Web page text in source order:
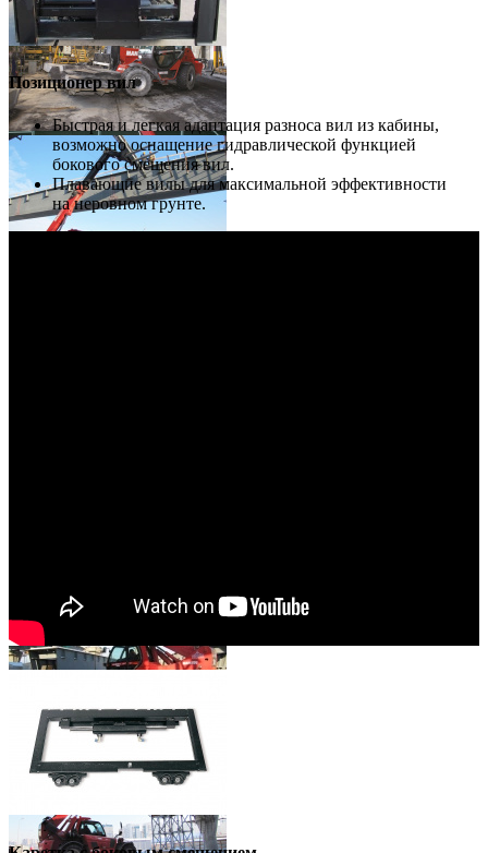
Позиционер вил
Быстрая и легкая адаптация разноса вил из кабины,
возможно оснащение гидравлической функцией
бокового смещения вил.
Плавающие вилы для максимальной эффективности
на неровном грунте.